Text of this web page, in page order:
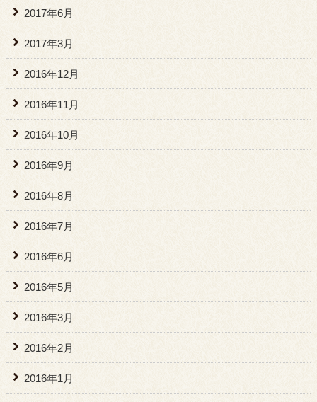
2017年6月
2017年3月
2016年12月
2016年11月
2016年10月
2016年9月
2016年8月
2016年7月
2016年6月
2016年5月
2016年3月
2016年2月
2016年1月